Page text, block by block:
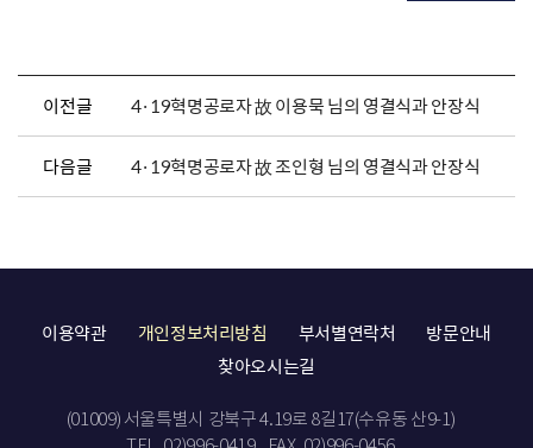
이전글 4·19혁명공로자 故 이용묵 님의 영결식과 안장식
다음글 4·19혁명공로자 故 조인형 님의 영결식과 안장식
이용약관 개인정보처리방침 부서별연락처
방문안내
찾아오시는길
(01009) 서울특별시 강북구 4.19로 8길17(수유동 산9-1)